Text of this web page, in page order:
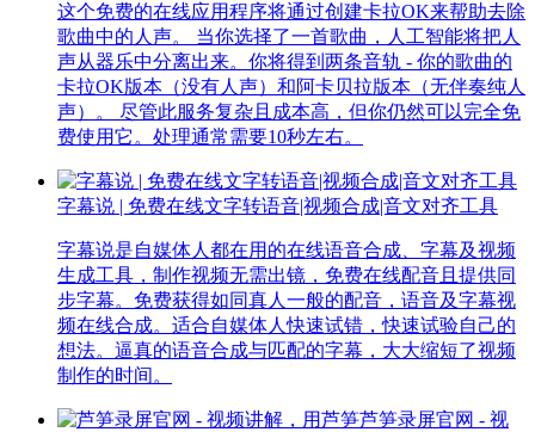
这个免费的在线应用程序将通过创建卡拉OK来帮助去除
歌曲中的人声。 当你选择了一首歌曲，人工智能将把人
声从器乐中分离出来。你将得到两条音轨 - 你的歌曲的
卡拉OK版本（没有人声）和阿卡贝拉版本（无伴奏纯人
声）。 尽管此服务复杂且成本高，但你仍然可以完全免
费使用它。处理通常需要10秒左右。
字幕说 | 免费在线文字转语音|视频合成|音文对齐工具
字幕说是自媒体人都在用的在线语音合成、字幕及视频
生成工具，制作视频无需出镜，免费在线配音且提供同
步字幕。免费获得如同真人一般的配音，语音及字幕视
频在线合成。适合自媒体人快速试错，快速试验自己的
想法。逼真的语音合成与匹配的字幕，大大缩短了视频
制作的时间。
芦笋录屏官网 - 视